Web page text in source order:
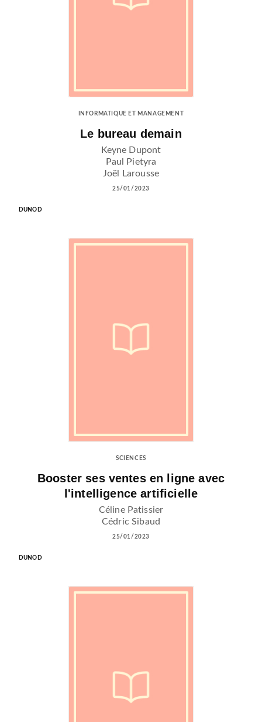
INFORMATIQUE ET MANAGEMENT
Le bureau demain
Keyne Dupont
Paul Pietyra
Joël Larousse
25/01/2023
DUNOD
SCIENCES
Booster ses ventes en ligne avec
l'intelligence artificielle
Céline Patissier
Cédric Sibaud
25/01/2023
DUNOD